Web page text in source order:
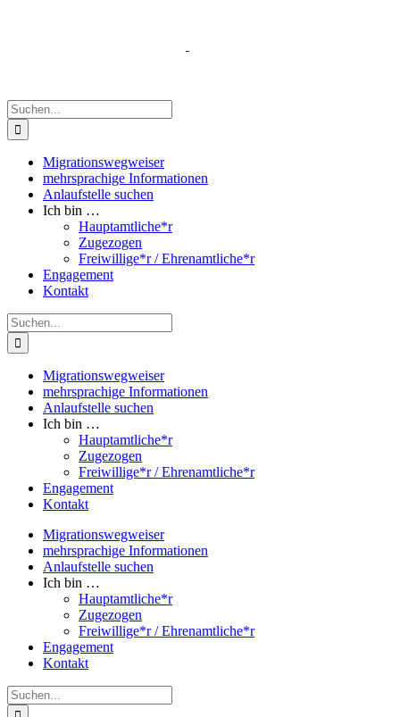
Suche
nach:
Migrationswegweiser
mehrsprachige Informationen
Anlaufstelle suchen
Ich bin …
Hauptamtliche*r
Zugezogen
Freiwillige*r / Ehrenamtliche*r
Engagement
Kontakt
Suche
nach:
Migrationswegweiser
mehrsprachige Informationen
Anlaufstelle suchen
Ich bin …
Hauptamtliche*r
Zugezogen
Freiwillige*r / Ehrenamtliche*r
Engagement
Kontakt
Migrationswegweiser
mehrsprachige Informationen
Anlaufstelle suchen
Ich bin …
Hauptamtliche*r
Zugezogen
Freiwillige*r / Ehrenamtliche*r
Engagement
Kontakt
Suche
nach: